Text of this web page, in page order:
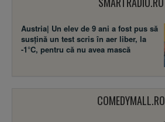
Austria| Un elev de 9 ani a fost pus să
susţină un test scris în aer liber, la
-1°C, pentru că nu avea mască
COMEDYMALL.RO